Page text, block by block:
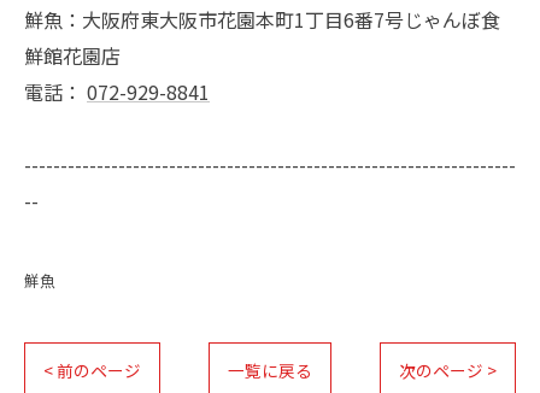
鮮魚：大阪府東大阪市花園本町1丁目6番7号じゃんぼ食
鮮館花園店
電話： 072-929-8841
--------------------------------------------------------------------
--
鮮魚
< 前のページ 一覧に戻る 次のページ >